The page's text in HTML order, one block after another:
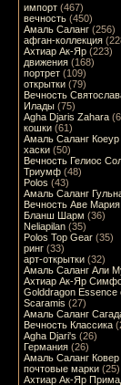
импорт(467)
вечность(450)
Амаль Саланг(256)
афган-коллекция
Ахтиар Ак-Яр(223)
движения(168)
портрет(109)
открытки(79)
Вечность
Илады(75)
Agha Djaris Zahara
кошки(61)
Амаль Саланг Коеур
хаски(50)
Вечность Гелиос
Триумф(48)
Polos (43)
Амаль Саланг
Вечность Аве Мария
Бланш Шарм (36)
Neliapilan(35)
Polos Top Gear(35)
ринг(33)
арт-открытки(32)
Амаль Саланг Али
Ахтиар Ак-Яр
Golddragon Essence
Scaramis (27)
Амаль Саланг
Вечность Классика
Agha Djari's (26)
Германия(26)
Амаль Саланг Ковер
почтовые марки(25)
Ахтиар Ак-Яр